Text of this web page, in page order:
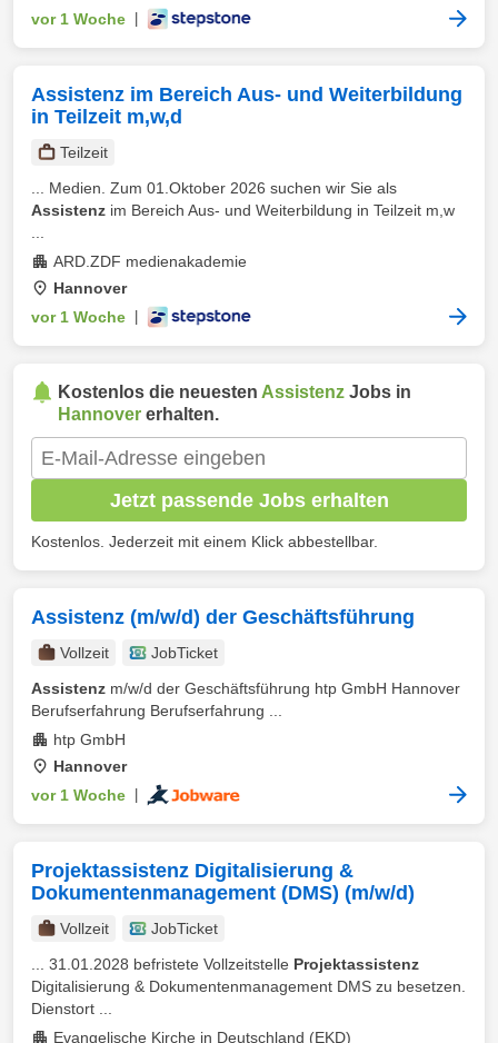
vor 1 Woche
Assistenz im Bereich Aus- und Weiterbildung
in Teilzeit m,w,d
Teilzeit
... Medien. Zum 01.Oktober 2026 suchen wir Sie als
Assistenz im Bereich Aus- und Weiterbildung in Teilzeit m,w
ARD.ZDF medienakademie
Hannover
vor 1 Woche
Kostenlos die neuesten Assistenz Jobs in
Hannover erhalten.
Jetzt passende Jobs erhalten
Kostenlos. Jederzeit mit einem Klick abbestellbar.
Assistenz (m/w/d) der Geschäftsführung
Vollzeit
JobTicket
Assistenz m/w/d der Geschäftsführung htp GmbH Hannover
Berufserfahrung Berufserfahrung ...
htp GmbH
Hannover
vor 1 Woche
Projektassistenz Digitalisierung &
Dokumentenmanagement (DMS) (m/w/d)
Vollzeit
JobTicket
... 31.01.2028 befristete Vollzeitstelle Projektassistenz
Digitalisierung & Dokumentenmanagement DMS zu besetzen.
Dienstort ...
Evangelische Kirche in Deutschland (EKD)